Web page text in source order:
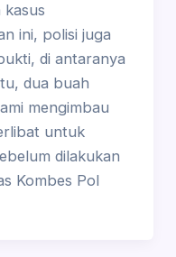
kasus
ini, polisi juga
di antaranya
dua buah
mengimbau
untuk
dilakukan
Kombes Pol